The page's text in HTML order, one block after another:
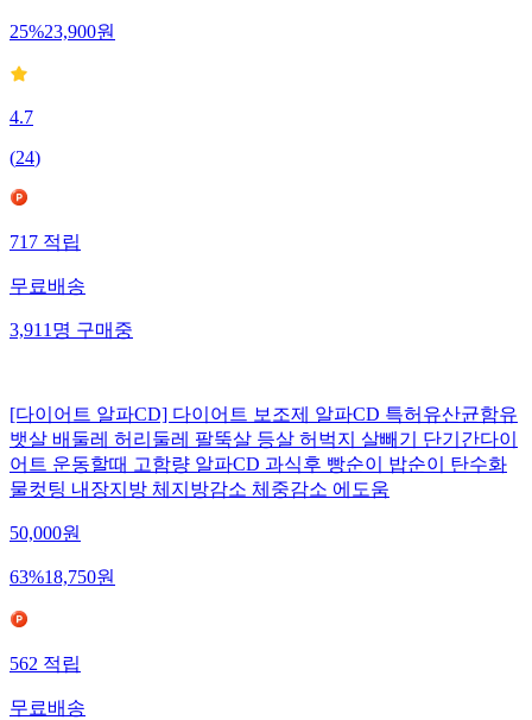
25%23,900원
4.7
(24)
717 적립
무료배송
3,911 명 구매중
[다이어트 알파CD] 다이어트 보조제 알파CD 특허유산균함유
뱃살 배둘레 허리둘레 팔뚝살 등살 허벅지 살빼기 단기간다이
어트 운동할때 고함량 알파CD 과식후 빵순이 밥순이 탄수화
물컷팅 내장지방 체지방감소 체중감소 에도움
50,000원
63%18,750원
562 적립
무료배송